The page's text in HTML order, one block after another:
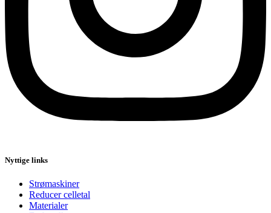
Nyttige links
Strømaskiner
Reducer celletal
Materialer